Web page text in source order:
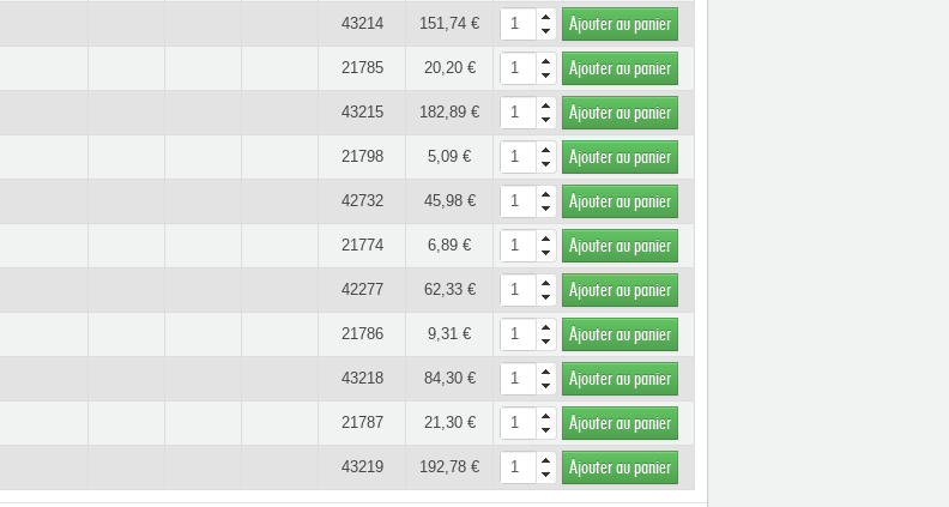
43214 151,74 € Ajouter au panier
21785 20,20 € Ajouter au panier
43215 182,89 € Ajouter au panier
21798 5,09 € Ajouter au panier
42732 45,98 € Ajouter au panier
21774 6,89 € Ajouter au panier
42277 62,33 € Ajouter au panier
21786 9,31 € Ajouter au panier
43218 84,30 € Ajouter au panier
21787 21,30 € Ajouter au panier
43219 192,78 € Ajouter au panier